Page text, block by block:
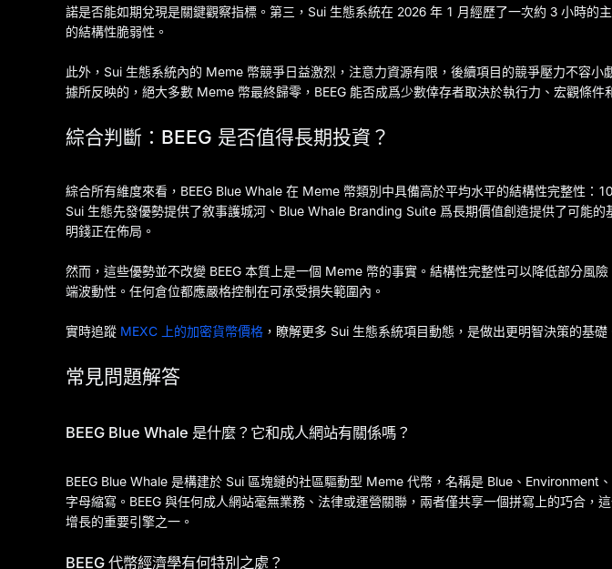
諾是否能如期兌現是關鍵觀察指標。第三，Sui 生態系統在 2026 年 1 月經歷了一次約 3 小時的
的結構性脆弱性。
此外，Sui 生態系統內的 Meme 幣競爭日益激烈，注意力資源有限，後續項目的競爭壓力不容小
據所反映的，絕大多數 Meme 幣最終歸零，BEEG 能否成爲少數倖存者取決於執行力、宏觀條件
綜合判斷：BEEG 是否值得長期投資？
綜合所有維度來看，BEEG Blue Whale 在 Meme 幣類別中具備高於平均水平的結構性完整性：
Sui 生態先發優勢提供了敘事護城河、Blue Whale Branding Suite 爲長期價值創造提供了可能的
明錢正在佈局。
然而，這些優勢並不改變 BEEG 本質上是一個 Meme 幣的事實。結構性完整性可以降低部分風
端波動性。任何倉位都應嚴格控制在可承受損失範圍內。
實時追蹤 MEXC 上的加密貨幣價格 ，瞭解更多 Sui 生態系統項目動態，是做出更明智決策的基礎
常見問題解答
BEEG Blue Whale 是什麼？它和成人網站有關係嗎？
BEEG Blue Whale 是構建於 Sui 區塊鏈的社區驅動型 Meme 代幣，名稱是 Blue、Environment
字母縮寫。BEEG 與任何成人網站毫無業務、法律或運營關聯，兩者僅共享一個拼寫上的巧合，
增長的重要引擎之一。
BEEG 代幣經濟學有何特別之處？